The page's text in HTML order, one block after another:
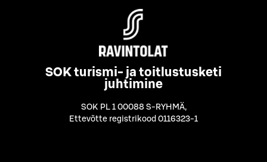
SOK turismi- ja toitlustusketi
juhtimine
SOK PL 1 00088 S-RYHMÄ,
Ettevõtte registrikood 0116323-1